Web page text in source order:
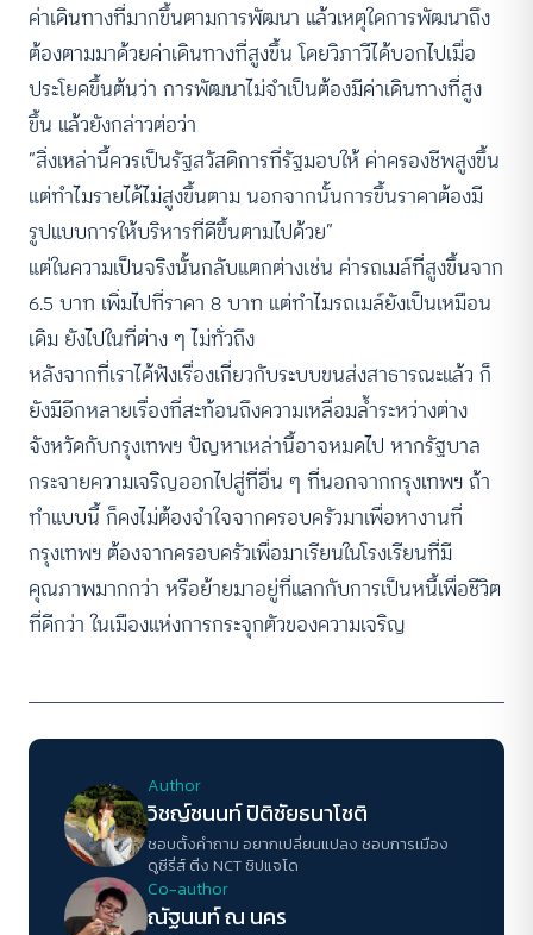
ค่าเดินทางที่มากขึ้นตามการพัฒนา แล้วเหตุใดการพัฒนาถึง
ต้องตามมาด้วยค่าเดินทางที่สูงขึ้น โดยวิภาวีได้บอกไปเมื่อ
ประโยคขึ้นต้นว่า การพัฒนาไม่จำเป็นต้องมีค่าเดินทางที่สูง
ขึ้น แล้วยังกล่าวต่อว่า
“สิ่งเหล่านี้ควรเป็นรัฐสวัสดิการที่รัฐมอบให้ ค่าครองชีพสูงขึ้น
แต่ทำไมรายได้ไม่สูงขึ้นตาม นอกจากนั้นการขึ้นราคาต้องมี
รูปแบบการให้บริหารที่ดีขึ้นตามไปด้วย”
แต่ในความเป็นจริงนั้นกลับแตกต่างเช่น ค่ารถเมล์ที่สูงขึ้นจาก
6.5 บาท เพิ่มไปที่ราคา 8 บาท แต่ทำไมรถเมล์ยังเป็นเหมือน
เดิม ยังไปในที่ต่าง ๆ ไม่ทั่วถึง
หลังจากที่เราได้ฟังเรื่องเกี่ยวกับระบบขนส่งสาธารณะแล้ว ก็
ยังมีอีกหลายเรื่องที่สะท้อนถึงความเหลื่อมล้ำระหว่างต่าง
จังหวัดกับกรุงเทพฯ ปัญหาเหล่านี้อาจหมดไป หากรัฐบาล
กระจายความเจริญออกไปสู่ที่อื่น ๆ ที่นอกจากกรุงเทพฯ ถ้า
ทำแบบนี้ ก็คงไม่ต้องจำใจจากครอบครัวมาเพื่อหางานที่
กรุงเทพฯ ต้องจากครอบครัวเพื่อมาเรียนในโรงเรียนที่มี
คุณภาพมากกว่า หรือย้ายมาอยู่ที่แลกกับการเป็นหนี้เพื่อชีวิต
ที่ดีกว่า ในเมืองแห่งการกระจุกตัวของความเจริญ
Author
วิชญ์ช​นนท์​ ปิติ​ชัย​ธ​นา​โชติ​
ชอบตั้งคำถาม​ อยากเปลี่ยนแปลง​ ชอบการเมือง​
ดูซี​รี่ส์​ ติ่ง NCT ชิปแจโด​
Co-author
ณัฐนนท์ ณ นคร